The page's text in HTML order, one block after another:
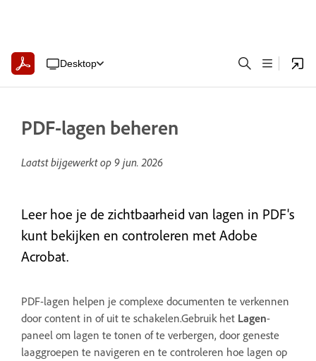
Desktop
PDF-lagen beheren
Laatst bijgewerkt op 9 jun. 2026
Leer hoe je de zichtbaarheid van lagen in PDF's
kunt bekijken en controleren met Adobe
Acrobat.
PDF-lagen helpen je complexe documenten te verkennen
door content in of uit te schakelen.Gebruik het Lagen-
paneel om lagen te tonen of te verbergen, door geneste
laaggroepen te navigeren en te controleren hoe lagen op